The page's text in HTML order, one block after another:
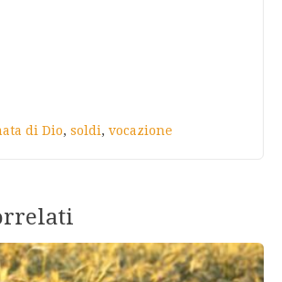
di Dio, soldi, vocazione